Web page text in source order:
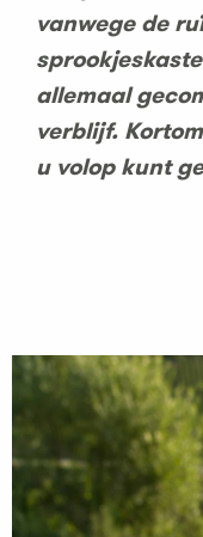
vanwege de
allemaal
verblijf.
u volop kunt